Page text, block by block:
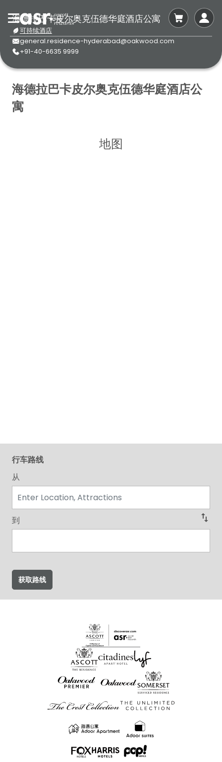
海德拉巴卡皮尔奥克伍德华庭酒店公寓
可持续酒店
general.residence-hyderabad@oakwood.com
+91-40-6635 9999
海德拉巴卡皮尔奥克伍德华庭酒店公
寓
地图
行车路线
从
到 swap_vert
获取路线